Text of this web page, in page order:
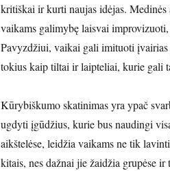
kritiškai ir kurti naujas idėjas.
vaikams galimybę laisvai
Pavyzdžiui, vaikai gali imituoti įvairias
tokius kaip tiltai ir laipteliai, kurie gali
Kūrybiškumo skatinimas yra ypač
ugdyti įgūdžius, kurie bus naudingi
aikštelėse, leidžia vaikams ne tik
kitais, nes dažnai jie žaidžia grupėse